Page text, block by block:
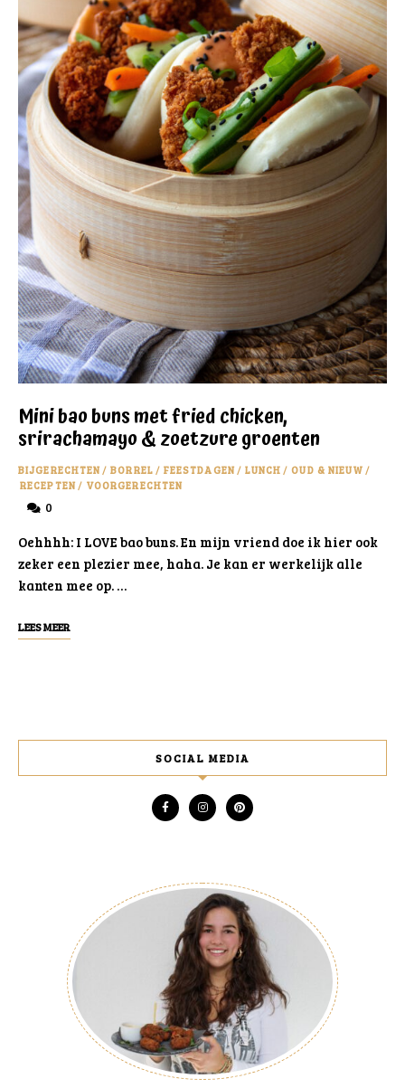
Mini bao buns met fried chicken,
srirachamayo & zoetzure groenten
BIJGERECHTEN/ BORREL / FEESTDAGEN/ LUNCH / OUD & NIEUW /
RECEPTEN/ VOORGERECHTEN
0
Oehhhh: I LOVE bao buns. En mijn vriend doe ik hier ook
zeker een plezier mee, haha. Je kan er werkelijk alle
kanten mee op. …
LEES MEER
SOCIAL MEDIA